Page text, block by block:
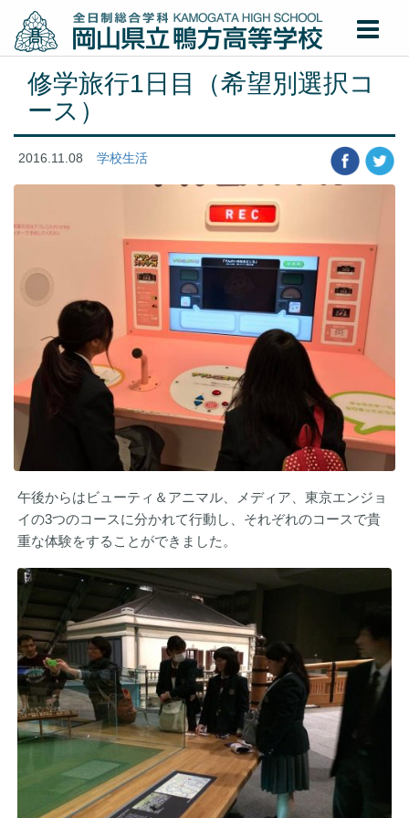
修学旅行1日目（希望別選択コ
ース）
2016.11.08 学校生活
午後からはビューティ＆アニマル、メディア、東京エンジョ
イの3つのコースに分かれて行動し、それぞれのコースで貴
重な体験をすることができました。